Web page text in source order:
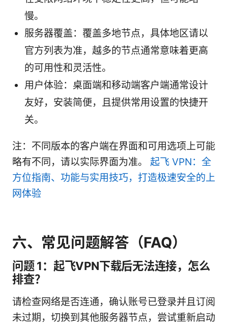
慢。
服务器覆盖：覆盖多地节点，具体地区请以
官方列表为准，越多的节点通常意味着更高
的可用性和灵活性。
用户体验：桌面端和移动端客户端通常设计
友好，安装简便，且提供常用设置的快捷开
关。
注：不同版本的客户端在界面和可用选项上可能
略有不同，请以实际界面为准。 起飞 VPN：全
方位指南、功能与实用技巧，打造极速安全的上
网体验
六、常见问题解答（FAQ）
问题 1：起飞VPN下载后无法连接，怎么
排查？
请检查网络是否连通，确认账号已登录并且订阅
未过期，切换到其他服务器节点，尝试重新启动